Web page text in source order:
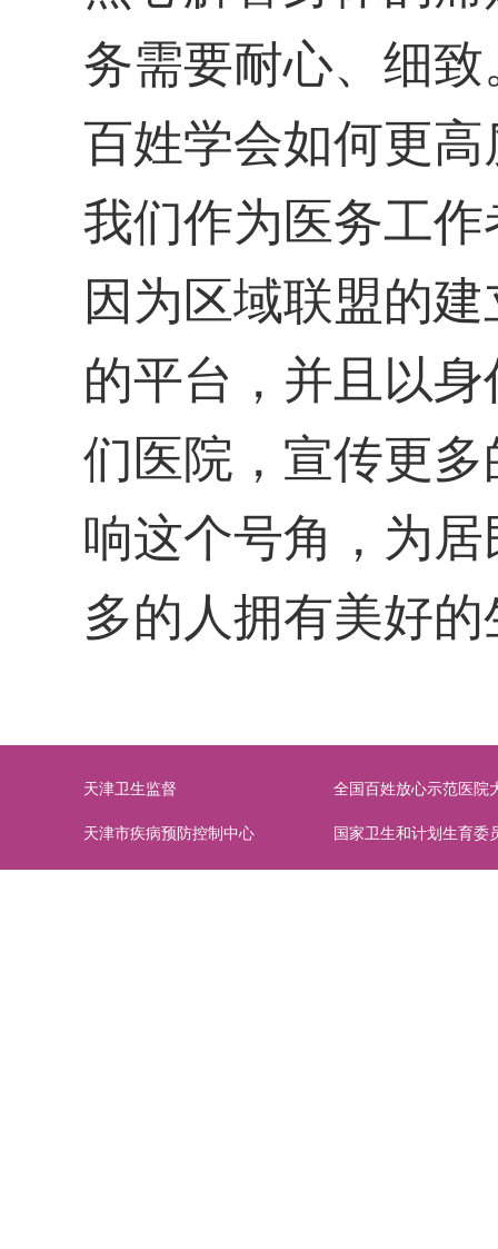
务需要耐心、细
百姓学会如何更
我们作为医务工
因为区域联盟的
的平台，并且以
们医院，宣传更
响这个号角，为
多的人拥有美好
天津卫生监督 全国百姓放心示范医院
天津市疾病预防控制中心 国家卫生和计划生育委